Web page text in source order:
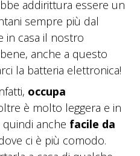
addirittura essere un
sempre più dal
in casa il nostro
anche a questo
la batteria elettronica!
occupa
è molto leggera e in
quindi anche facile da
ci è più comodo.